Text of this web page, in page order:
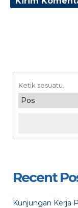
Recent
Kunjungan Kerja